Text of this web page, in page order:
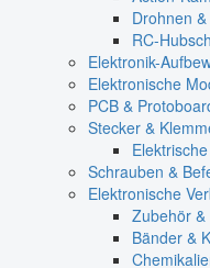
Drohnen
RC-
Elektronik-
Elektronische
PCB &
Stecker &
Schrauben &
Elektronische
Zubehör &
Bänder &